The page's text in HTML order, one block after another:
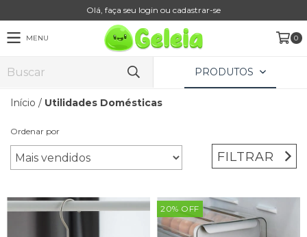
Olá, faça seu login ou cadastrar-se
MENU 0
PRODUTOS
Início / Utilidades Domésticas
Ordenar por
FILTRAR
20% OFF